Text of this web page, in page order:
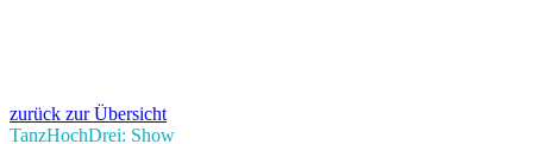
zurück zur Übersicht
TanzHochDrei: Show